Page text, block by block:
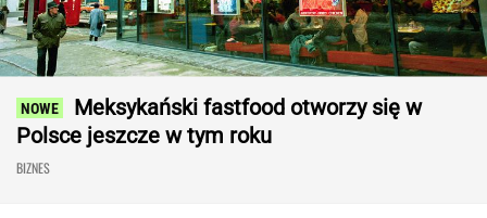
Meksykański fastfood otworzy się w
Polsce jeszcze w tym roku
BIZNES